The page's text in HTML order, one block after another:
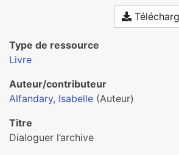
Type de ressource
Livre
Auteur/contributeur
Alfandary, Isabelle (Auteur)
Titre
Dialoguer l’archive